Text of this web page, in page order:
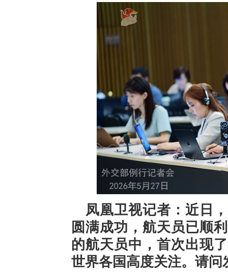
凤凰卫视记者：近日
圆满成功，航天员已顺
的航天员中，首次出现
世界各国高度关注。请